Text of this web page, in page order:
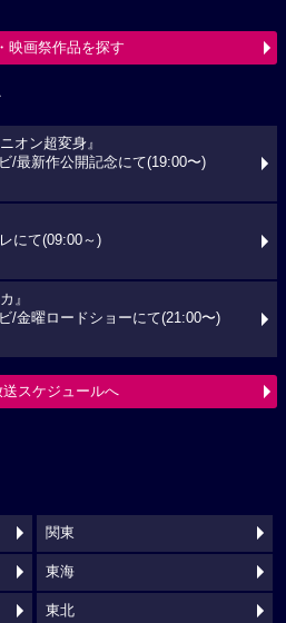
映画祭作品を探す
オン超変身』
/最新作公開記念にて(19:00〜)
にて(09:00～)
』
/金曜ロードショーにて(21:00〜)
スケジュールへ
関東
東海
東北